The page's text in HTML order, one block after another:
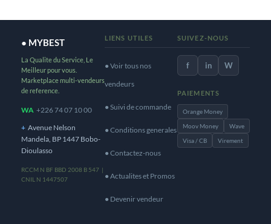
● MYBEST
La Qualite du Service, Le
Meilleur pour vous.
Marketplace multi-vendeurs
de reference.
WA +226 74 07 10 00
+ Avenue Nelson
Mandela, BP 1447 Bobo-
Dioulasso
RCCM N BF BBD 2008 B 547 |
CNIL N 1447507
LIENS UTILES
● Voir tous nos
vendeurs
● Suivi de commande
● Conditions generales
● Contactez-nous
● Actualites et Promos
● Devenir vendeur
SUIVEZ-NOUS
f in W
PAIEMENTS
Orange Money
Moov Money
Wave
Visa / CB
Virement